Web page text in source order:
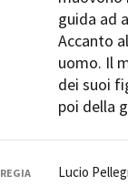
guida ad
Accanto
uomo. Il
dei suoi
poi della
REGIA Lucio